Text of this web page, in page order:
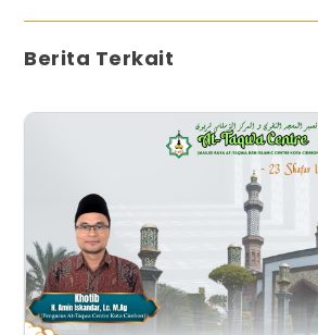
Berita Terkait